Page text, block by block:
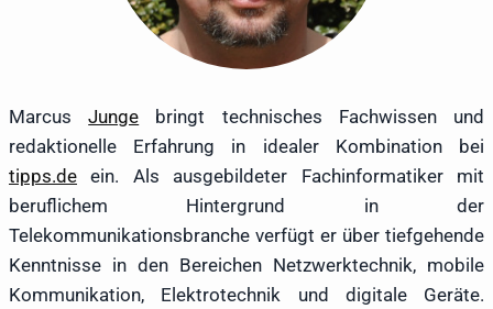
MarcusJunge bringt technisches Fachwissen und
redaktionelle Erfahrung in idealer Kombination bei
tipps.de ein. Als ausgebildeter Fachinformatiker mit
beruflichem Hintergrund in der
Telekommunikationsbranche verfügt er über tiefgehende
Kenntnisse in den Bereichen Netzwerktechnik, mobile
Kommunikation, Elektrotechnik und digitale Geräte.